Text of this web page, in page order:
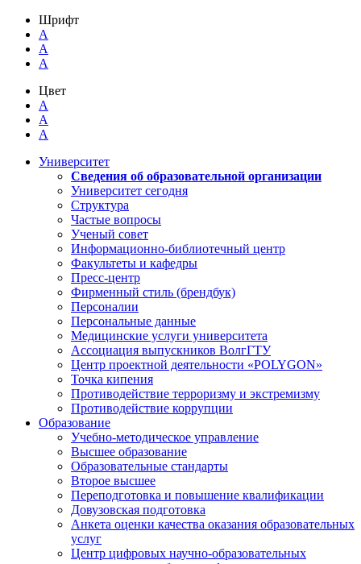
Шрифт
A
A
A
Цвет
A
A
A
Университет
Сведения об образовательной организации
Университет сегодня
Структура
Частые вопросы
Ученый совет
Информационно-библиотечный центр
Факультеты и кафедры
Пресс-центр
Фирменный стиль (брендбук)
Персоналии
Персональные данные
Медицинские услуги университета
Ассоциация выпускников ВолгГТУ
Центр проектной деятельности «POLYGON»
Точка кипения
Противодействие терроризму и экстремизму
Противодействие коррупции
Образование
Учебно-методическое управление
Высшее образование
Образовательные стандарты
Второе высшее
Переподготовка и повышение квалификации
Довузовская подготовка
Анкета оценки качества оказания образовательных
услуг
Центр цифровых научно-образовательных